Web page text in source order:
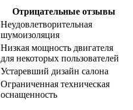
Отрицательные отзывы
Неудовлетворительная
шумоизоляция
Низкая мощность двигателя
для некоторых пользователей
Устаревший дизайн салона
Ограниченная техническая
оснащенность